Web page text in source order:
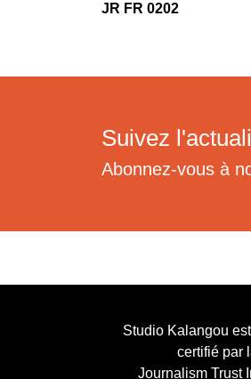
JR FR 0202
Suivez
Abonnez-vous à
Studio Kalangou
certifié par
Journalism Trust